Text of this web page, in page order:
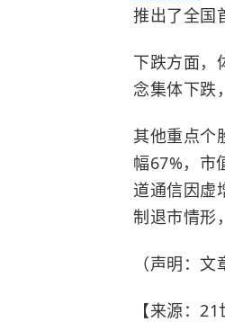
推出了全国
下跌方面，
念集体下跌
其他重点个
幅67%，市
道通信因虚
制退市情形
（声明：
【来源：